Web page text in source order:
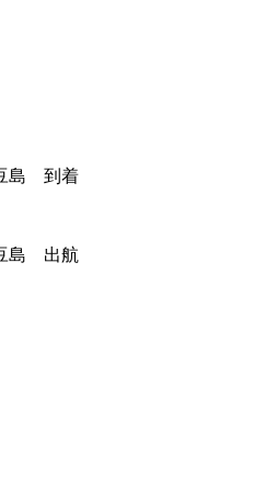
島 到着
島 出航